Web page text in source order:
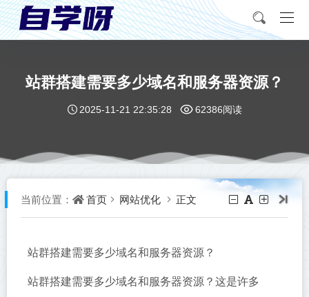
站群搭建需要多少域名和服务器资源？
2025-11-21 22:35:28 62386阅读
当前位置： 首页 网站优化 正文
站群搭建需要多少域名和服务器资源？
站群搭建需要多少域名和服务器资源？这是许多